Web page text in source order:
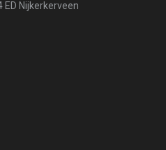
ED Nijkerkerveen